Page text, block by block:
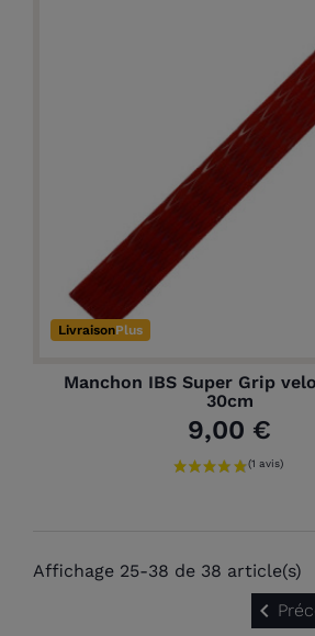
LivraisonPlus
Manchon IBS Super Grip
30cm
9,00 €
Affichage 25-38 de 38 article(s)
